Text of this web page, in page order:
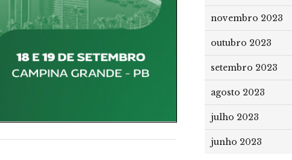
novembro 2023
outubro 2023
setembro 2023
agosto 2023
julho 2023
junho 2023